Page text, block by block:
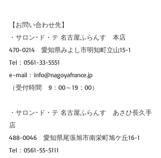
【お問い合わせ先】
・サロン･ド・テ 名古屋ふらんす　本店
470-0214　愛知県みよし市明知町立山15-1
Tel：0561-33-5551
e-mail：info@nagoyafrance.jp
（受付時間　9：00～19：00）
・サロン･ド・テ 名古屋ふらんす　あさひ長久手
店
488-0046　愛知県尾張旭市南栄町旭ケ丘16-1
Tel：0561-55-5111